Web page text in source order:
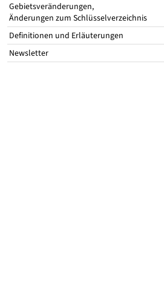
Gebietsveränderungen,
Änderungen zum Schlüsselverzeichnis
Definitionen und Erläuterungen
Newsletter